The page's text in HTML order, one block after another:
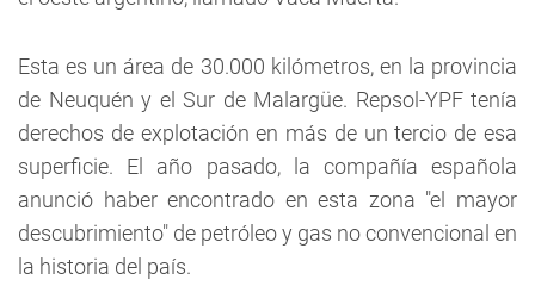
Esta es un área de 30.000 kilómetros, en la provincia
de Neuquén y el Sur de Malargüe. Repsol-YPF tenía
derechos de explotación en más de un tercio de esa
superficie. El año pasado, la compañía española
anunció haber encontrado en esta zona "el mayor
descubrimiento" de petróleo y gas no convencional en
la historia del país.